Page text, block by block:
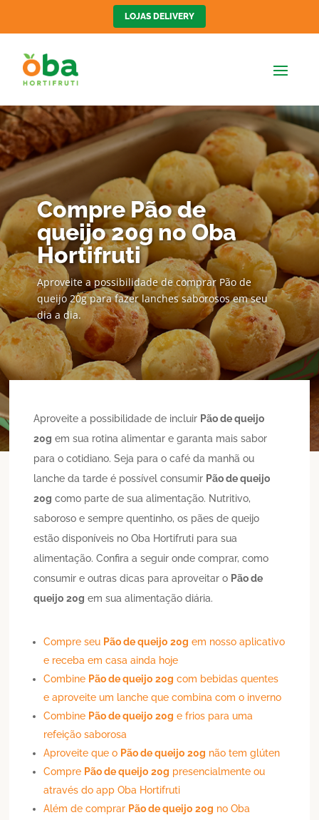
LOJAS DELIVERY
Compre Pão de
queijo 20g no Oba
Hortifruti
Aproveite a possibilidade de comprar Pão de
queijo 20g para fazer lanches saborosos em seu
dia a dia.
Aproveite a possibilidade de incluir Pão de queijo
20g em sua rotina alimentar e garanta mais sabor
para o cotidiano. Seja para o café da manhã ou
lanche da tarde é possível consumir Pão de queijo
20g como parte de sua alimentação. Nutritivo,
saboroso e sempre quentinho, os pães de queijo
estão disponíveis no Oba Hortifruti para sua
alimentação. Confira a seguir onde comprar, como
consumir e outras dicas para aproveitar o Pão de
queijo 20g em sua alimentação diária.
Compre seu Pão de queijo 20g em nosso aplicativo
e receba em casa ainda hoje
Combine Pão de queijo 20g com bebidas quentes
e aproveite um lanche que combina com o inverno
Combine Pão de queijo 20g e frios para uma
refeição saborosa
Aproveite que o Pão de queijo 20g não tem glúten
Compre Pão de queijo 20g presencialmente ou
através do app Oba Hortifruti
Além de comprar Pão de queijo 20g no Oba